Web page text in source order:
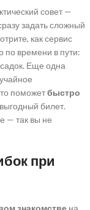
совет —
задать сложный
как сервис
по времени в пути:
Еще одна
поможетбыстро
билет.
— так вы не
при